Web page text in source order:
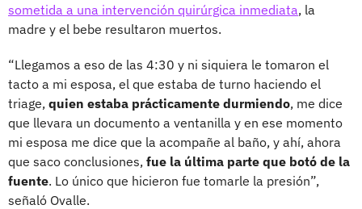
sometida a una intervención quirúrgica inmediata, la
madre y el bebe resultaron muertos.
“Llegamos a eso de las 4:30 y ni siquiera le tomaron el
tacto a mi esposa, el que estaba de turno haciendo el
triage, quien estaba prácticamente durmiendo, me dice
que llevara un documento a ventanilla y en ese momento
mi esposa me dice que la acompañe al baño, y ahí, ahora
que saco conclusiones, fue la última parte que botó de la
fuente. Lo único que hicieron fue tomarle la presión”,
señaló Ovalle.